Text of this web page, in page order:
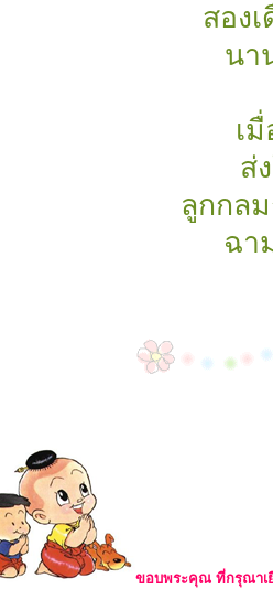
สอง
นา
เ
ส่
ลูกกล
ฉา
ขอบพระคุณ ที่กรุณาเ